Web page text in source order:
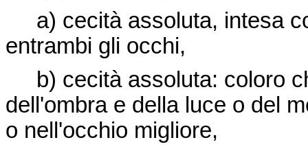
a) cecità assoluta, intesa
entrambi gli occhi,
b) cecità assoluta: coloro
dell'ombra e della luce o del
o nell'occhio migliore,